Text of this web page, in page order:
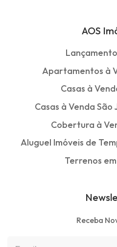
AOS
Apartamentos à
Casas à
Casas à Venda São
Cobertura à
Aluguel Imóveis de
Terrenos
Receba